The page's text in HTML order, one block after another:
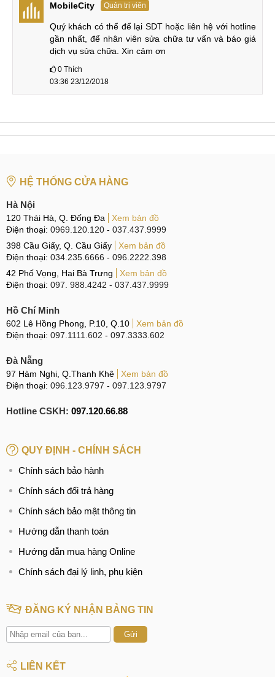
MobileCity Quản trị viên
Quý khách có thể để lại SDT hoặc liên hệ với hotline
gần nhất, để nhân viên sửa chữa tư vấn và báo giá
dịch vụ sửa chữa. Xin cảm ơn
0 Thích
03:36 23/12/2018
HỆ THỐNG CỬA HÀNG
Hà Nội
120 Thái Hà, Q. Đống Đa
Xem bản đồ
Điện thoại: 0969.120.120 - 037.437.9999
398 Cầu Giấy, Q. Cầu Giấy
Xem bản đồ
Điện thoại: 034.235.6666 - 096.2222.398
42 Phố Vọng, Hai Bà Trưng
Xem bản đồ
Điện thoại: 097. 988.4242 - 037.437.9999
Hồ Chí Minh
602 Lê Hồng Phong, P.10, Q.10
Xem bản đồ
Điện thoại: 097.1111.602 - 097.3333.602
Đà Nẵng
97 Hàm Nghi, Q.Thanh Khê
Xem bản đồ
Điện thoại: 096.123.9797 - 097.123.9797
Hotline CSKH: 097.120.66.88
QUY ĐỊNH - CHÍNH SÁCH
Chính sách bảo hành
Chính sách đổi trả hàng
Chính sách bảo mật thông tin
Hướng dẫn thanh toán
Hướng dẫn mua hàng Online
Chính sách đại lý linh, phụ kiện
ĐĂNG KÝ NHẬN BẢNG TIN
Gửi
LIÊN KẾT